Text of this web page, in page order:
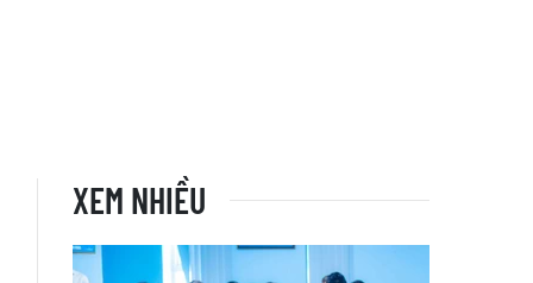
XEM NHIỀU